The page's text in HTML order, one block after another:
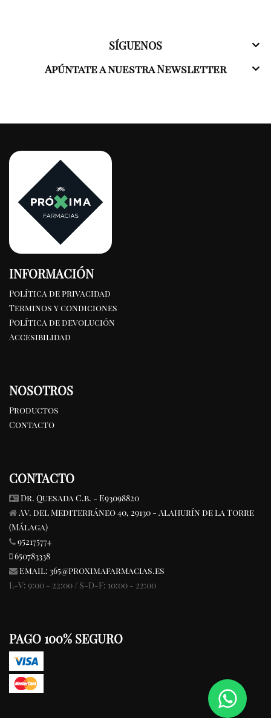
SÍGUENOS
Apúntate a nuestra Newsletter
INFORMACIÓN
Política de privacidad
Terminos y condiciones
Política de devolución
Accesibilidad
NOSOTROS
Productos
Contacto
CONTACTO
Dr. Quesada C.b. - E93098820
Av. del Mediterráneo 40, 29130 - Alahurín de la Torre
(Málaga)
952175774
650783338
Email: 365@proximafarmacias.es
L-V: 9:00 - 22:00 / S-D-F: 10:00 - 22:00
PAGO 100% SEGURO